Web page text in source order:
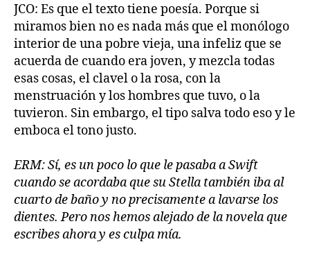
JCO: Es que el texto tiene poesía. Porque si
miramos bien no es nada más que el monólogo
interior de una pobre vieja, una infeliz que se
acuerda de cuando era joven, y mezcla todas
esas cosas, el clavel o la rosa, con la
menstruación y los hombres que tuvo, o la
tuvieron. Sin embargo, el tipo salva todo eso y le
emboca el tono justo.
ERM: Sí, es un poco lo que le pasaba a Swift
cuando se acordaba que su Stella también iba al
cuarto de baño y no precisamente a lavarse los
dientes. Pero nos hemos alejado de la novela que
escribes ahora y es culpa mía.